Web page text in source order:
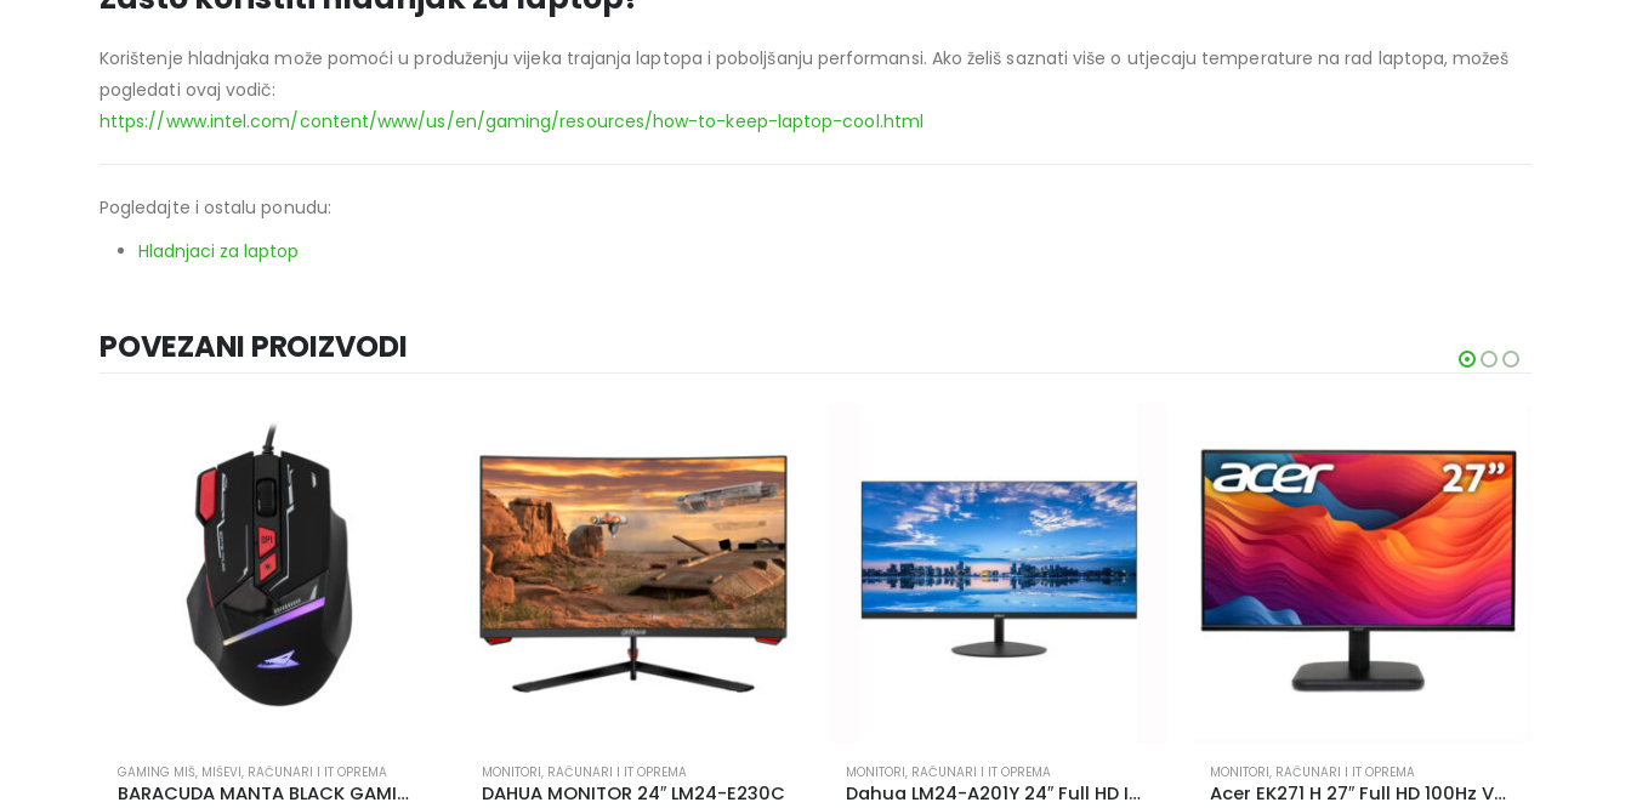
Korištenje hladnjaka može pomoći u produženju vijeka trajanja laptopa i poboljšanju performansi. Ako želiš saznati više o utjecaju temperature na rad laptopa, možeš
pogledati ovaj vodič:
https://www.intel.com/content/www/us/en/gaming/resources/how-to-keep-laptop-cool.html
Pogledajte i ostalu ponudu:
Hladnjaci za laptop
POVEZANI PROIZVODI
GAMING MIŠ, MIŠEVI, RAČUNARI I IT OPREMA
BARACUDA MANTA BLACK GAMING MIŠ
MONITORI, RAČUNARI I IT OPREMA
DAHUA MONITOR 24″ LM24-E230C
MONITORI, RAČUNARI I IT OPREMA
Dahua LM24-A201Y 24″ Full HD IPS Monitor
MONITORI, RAČUNARI I IT OPREMA
Acer EK271 H 27″ Full HD 100Hz VA Monitor